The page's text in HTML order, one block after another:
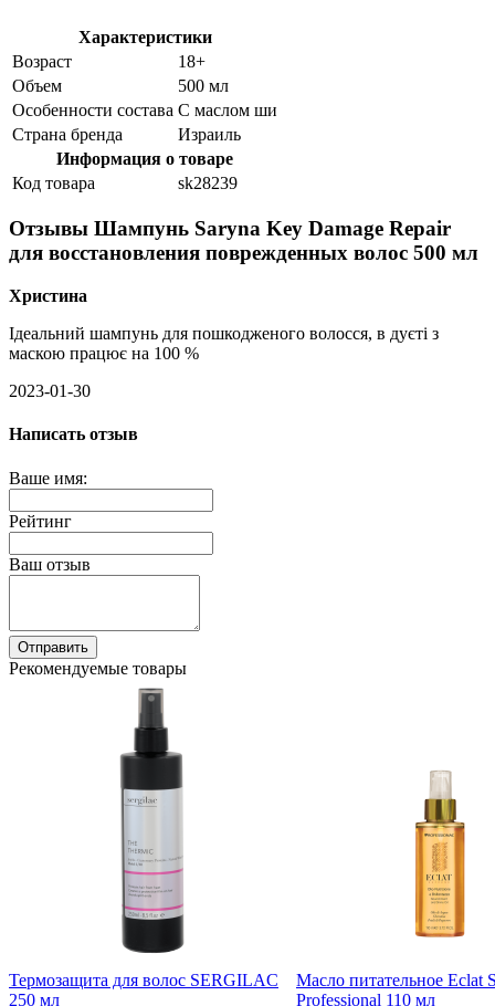
Характеристики
Возраст
18+
Объем
500 мл
Особенности состава С маслом ши
Страна бренда
Израиль
Информация о товаре
Код товара
sk28239
Отзывы Шампунь Saryna Key Damage Repair
для восстановления поврежденных волос 500 мл
Христина
Ідеальний шампунь для пошкодженого волосся, в дуєті з
маскою працює на 100 %
2023-01-30
Написать отзыв
Ваше имя:
Рейтинг
Ваш отзыв
Отправить
Рекомендуемые товары
Термозащита для волос SERGILAC
250 мл
Масло питательное Eclat
Professional 110 мл